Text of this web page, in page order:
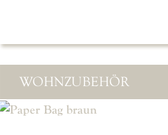
WOHNZUBEHÖR